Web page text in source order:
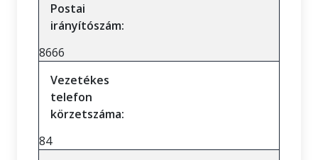
Postai
irányítószám:
8666
Vezetékes
telefon
körzetszáma:
84